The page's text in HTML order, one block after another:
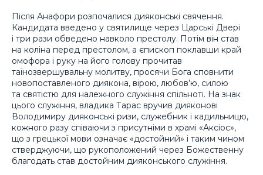
Після Анафори розпочалися дияконські свячення.
Кандидата введено у святилище через Царські Двері
і три рази обведено навколо престолу. Потім він став
на коліна перед престолом, а єпископ поклавши край
омофора і руку на його голову прочитав
таїнозвершувальну молитву, просячи Бога сповнити
новопоставленого диякона, вірою, любов’ю, силою
та святістю для належного служіння спільноті. На знак
цього служіння, владика Тарас вручив дияконові
Володимиру дияконські ризи, служебник і кадильницю,
кожного разу співаючи з присутніми в храмі «Аксіос»,
що з грецької мови означає «достойний» і таким чином
стверджуючи, що рукоположений через Божественну
благодать став достойним дияконського служіння.